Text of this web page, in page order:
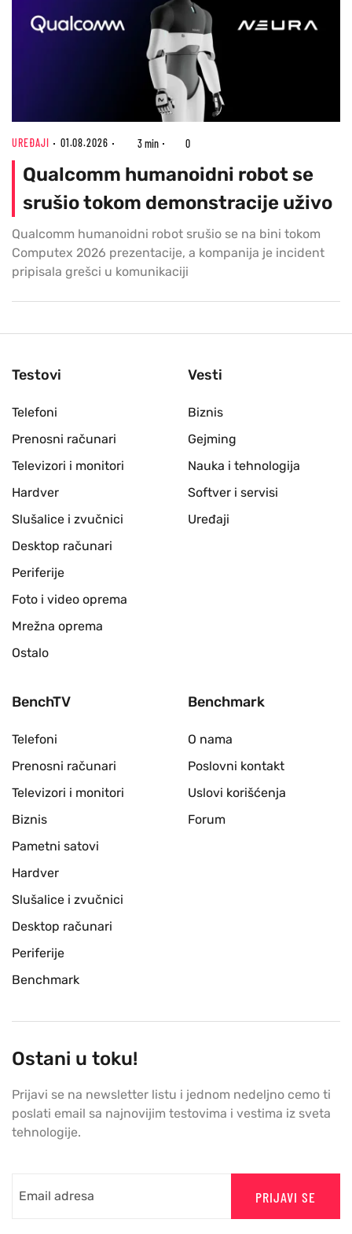
UREĐAJI 01.08.2026 3 min 0
Qualcomm humanoidni robot se
srušio tokom demonstracije uživo
Qualcomm humanoidni robot srušio se na bini tokom
Computex 2026 prezentacije, a kompanija je incident
pripisala grešci u komunikaciji
Testovi
Telefoni
Prenosni računari
Televizori i monitori
Hardver
Slušalice i zvučnici
Desktop računari
Periferije
Foto i video oprema
Mrežna oprema
Ostalo
Vesti
Biznis
Gejming
Nauka i tehnologija
Softver i servisi
Uređaji
BenchTV
Telefoni
Prenosni računari
Televizori i monitori
Biznis
Pametni satovi
Hardver
Slušalice i zvučnici
Desktop računari
Periferije
Benchmark
Benchmark
O nama
Poslovni kontakt
Uslovi korišćenja
Forum
Ostani u toku!
Prijavi se na newsletter listu i jednom nedeljno cemo ti
poslati email sa najnovijim testovima i vestima iz sveta
tehnologije.
PRIJAVI SE